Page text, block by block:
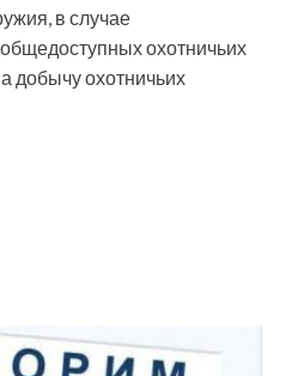
в случае
охотничьих
добычу охотничьих